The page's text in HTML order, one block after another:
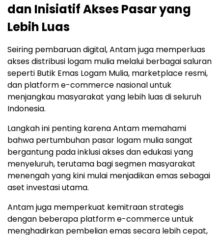
dan Inisiatif Akses Pasar yang
Lebih Luas
Seiring pembaruan digital, Antam juga memperluas
akses distribusi logam mulia melalui berbagai saluran
seperti Butik Emas Logam Mulia, marketplace resmi,
dan platform e-commerce nasional untuk
menjangkau masyarakat yang lebih luas di seluruh
Indonesia.
Langkah ini penting karena Antam memahami
bahwa pertumbuhan pasar logam mulia sangat
bergantung pada inklusi akses dan edukasi yang
menyeluruh, terutama bagi segmen masyarakat
menengah yang kini mulai menjadikan emas sebagai
aset investasi utama.
Antam juga memperkuat kemitraan strategis
dengan beberapa platform e-commerce untuk
menghadirkan pembelian emas secara lebih cepat,